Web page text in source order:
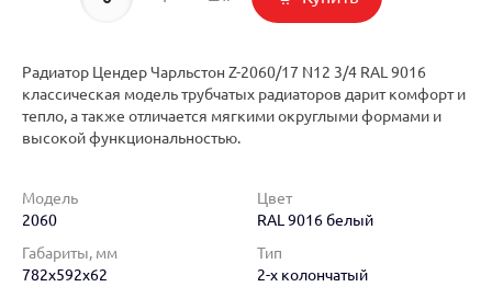
Радиатор Цендер Чарльстон Z-2060/17 N12 3/4 RAL 9016
классическая модель трубчатых радиаторов дарит комфорт и
тепло, а также отличается мягкими округлыми формами и
высокой функциональностью.
Модель
2060
Цвет
RAL 9016 белый
Габариты, мм
782x592x62
Тип
2-х колончатый